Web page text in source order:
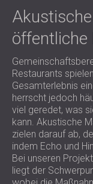
öffentliche
Restaurants
Gesamterlebnis
herrscht jedoch
viel geredet, was
kann. Akustische
zielen darauf ab,
indem Echo und
Bei unseren
liegt der